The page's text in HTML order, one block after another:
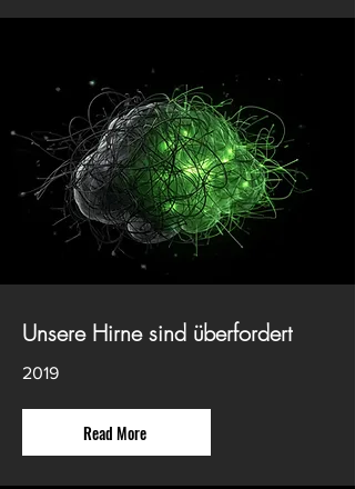
Unsere Hirne sind überfordert
2019
Read More